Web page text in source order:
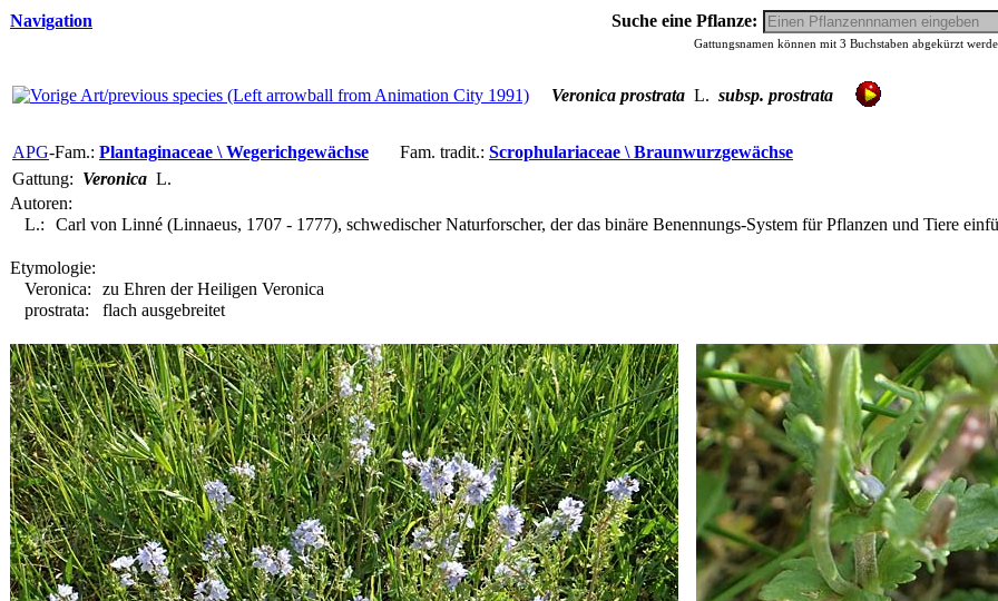
Navigation Suche eine Pflanze:
Gattungsnamen können mit 3 Buchstaben abgekürzt
Veronica prostrata L. subsp. prostrata
APG-Fam.: Plantaginaceae \ Wegerichgewächse Fam. tradit.: Scrophulariaceae \ Braunwurzgewächse
Gattung: Veronica L.
Autoren:
L.:
Carl von Linné (Linnaeus, 1707 - 1777), schwedischer Naturforscher, der das binäre Benennungs-System für Pflanzen und Tiere
Etymologie:
Veronica:
zu Ehren der Heiligen Veronica
prostrata:
flach ausgebreitet